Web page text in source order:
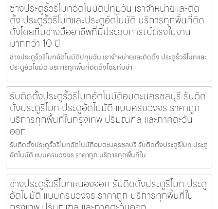
ช่างประตูรั้วรีโมทอัตโนมัติปทุมวัน เราจำหน่ายและติด
ตั้ง ประตูรั้วรีโมทและประตูอัตโนมัติ บริการทุกพื้นที่ติด
ตั้งโดยทีมช่างมืออาชีพที่มีประสบการณ์ตรงในงาน
มากกว่า 10 ปี
ช่างประตูรั้วรีโมทอัตโนมัติปทุมวัน เราจำหน่ายและติดตั้ง ประตูรั้วรีโมทและ
ประตูอัตโนมัติ บริการทุกพื้นที่ติดตั้งโดยทีมช่า
รับติดตั้งประตูรั้วรีโมทอัตโนมัติอมตะนครชลบุรี รับติด
ตั้งประตูรีโมท ประตูอัตโนมัติ แบบครบวงจร ราคาถูก
บริการทุกพื้นที่ในกรุงเทพ ปริมณฑล และภาคตะวัน
ออก
รับติดตั้งประตูรั้วรีโมทอัตโนมัติอมตะนครชลบุรี รับติดตั้งประตูรีโมท ประตู
อัตโนมัติ แบบครบวงจร ราคาถูก บริการทุกพื้นที่ใน
ช่างประตูรั้วรีโมทหนองจอก รับติดตั้งประตูรีโมท ประตู
อัตโนมัติ แบบครบวงจร ราคาถูก บริการทุกพื้นที่ใน